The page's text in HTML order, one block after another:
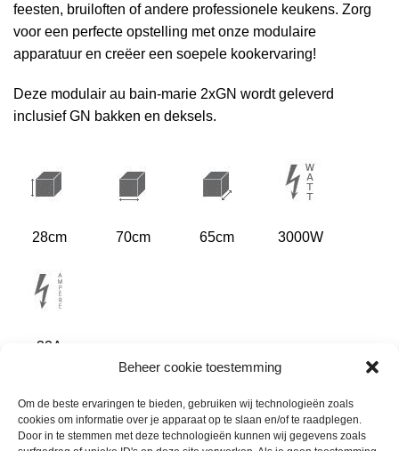
Beheer cookie toestemming
Om de beste ervaringen te bieden, gebruiken wij technologieën zoals
cookies om informatie over je apparaat op te slaan en/of te raadplegen.
Door in te stemmen met deze technologieën kunnen wij gegevens zoals
feesten, bruiloften of andere professionele keukens. Zorg
voor een perfecte opstelling met onze modulaire
apparatuur en creëer een soepele kookervaring!
Deze modulair au bain-marie 2xGN wordt geleverd
inclusief GN bakken en deksels.
28cm 70cm 65cm 3000W
32A